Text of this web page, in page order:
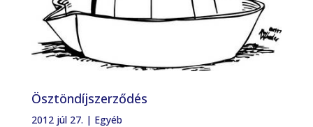
Ösztöndíjszerződés
2012 júl 27. | Egyéb